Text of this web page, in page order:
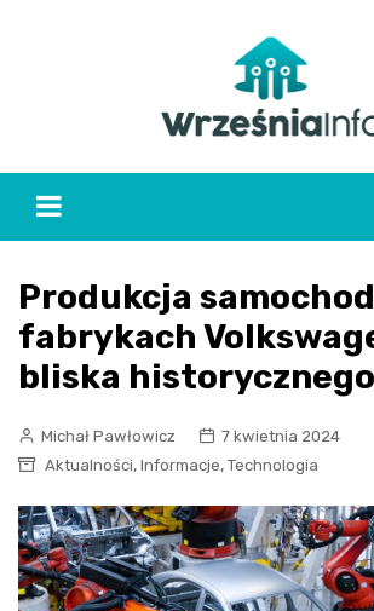
Produkcja
fabrykach
bliska
Michał Pawłowicz
7 kwietnia 2024
Aktualności, Informacje, Technologia